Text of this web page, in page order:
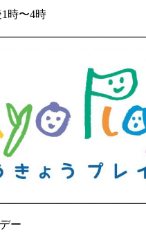
時〜4時
ー